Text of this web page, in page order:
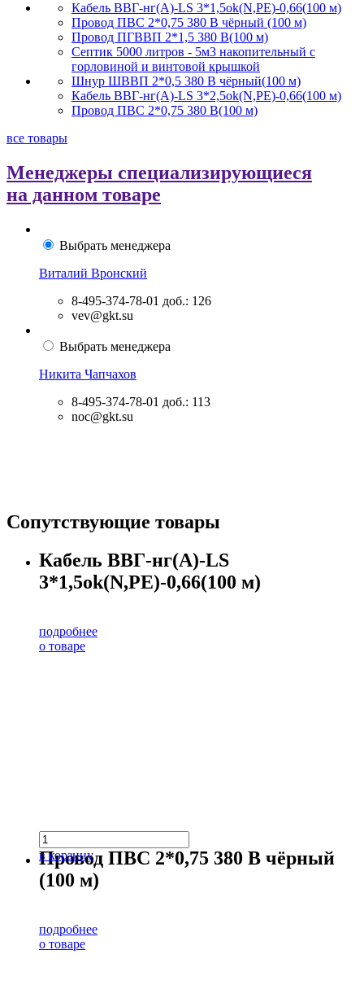
Кабель ВВГ-нг(А)-LS 3*1,5ok(N,PE)-0,66(100 м)
Провод ПВС 2*0,75 380 В чёрный (100 м)
Провод ПГВВП 2*1,5 380 В(100 м)
Септик 5000 литров - 5м3 накопительный с
горловиной и винтовой крышкой
Шнур ШВВП 2*0,5 380 В чёрный(100 м)
Кабель ВВГ-нг(А)-LS 3*2,5ok(N,PE)-0,66(100 м)
Провод ПВС 2*0,75 380 В(100 м)
все товары
Менеджеры специализирующиеся
на данном товаре
Выбрать менеджера
Виталий Вронский
8-495-374-78-01 доб.: 126
vev@gkt.su
Выбрать менеджера
Никита Чапчахов
8-495-374-78-01 доб.: 113
noc@gkt.su
Сопутствующие товары
Кабель ВВГ-нг(А)-LS
3*1,5ok(N,PE)-0,66(100 м)
подробнее
о товаре
в корзину
Провод ПВС 2*0,75 380 В чёрный
(100 м)
подробнее
о товаре